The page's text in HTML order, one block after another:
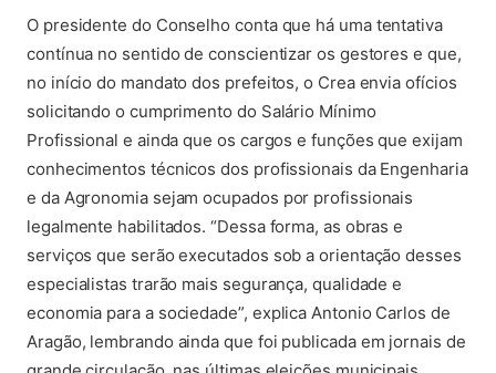
O presidente do Conselho conta que há uma tentativa
contínua no sentido de conscientizar os gestores e que,
no início do mandato dos prefeitos, o Crea envia ofícios
solicitando o cumprimento do Salário Mínimo
Profissional e ainda que os cargos e funções que exijam
conhecimentos técnicos dos profissionais da Engenharia
e da Agronomia sejam ocupados por profissionais
legalmente habilitados. “Dessa forma, as obras e
serviços que serão executados sob a orientação desses
especialistas trarão mais segurança, qualidade e
economia para a sociedade”, explica Antonio Carlos de
Aragão, lembrando ainda que foi publicada em jornais de